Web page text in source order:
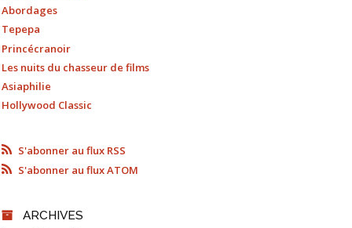
Abordages
Tepepa
Princécranoir
Les nuits du chasseur de films
Asiaphilie
Hollywood Classic
S'abonner au flux RSS
S'abonner au flux ATOM
ARCHIVES